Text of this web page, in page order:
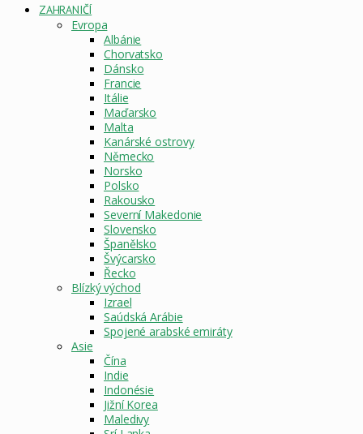
STRÁNKA
ZAHRANIČÍ
Evropa
Albánie
Chorvatsko
Dánsko
Francie
Itálie
Maďarsko
Malta
Kanárské ostrovy
Německo
Norsko
Polsko
Rakousko
Severní Makedonie
Slovensko
Španělsko
Švýcarsko
Řecko
Blízký východ
Izrael
Saúdská Arábie
Spojené arabské emiráty
Asie
Čína
Indie
Indonésie
Jižní Korea
Maledivy